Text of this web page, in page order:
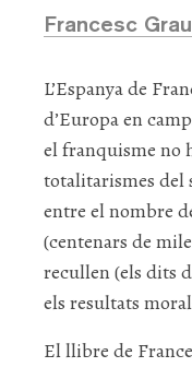
Francesc
L’Espanya de
d’Europa en
el franquisme no
totalitarismes del
entre el nombre
(centenars de
recullen (els dits
els resultats
El llibre de